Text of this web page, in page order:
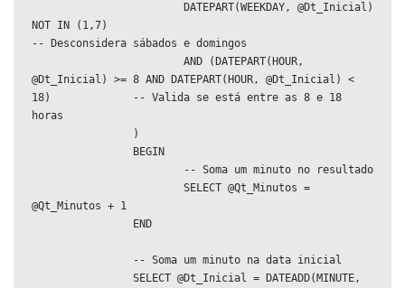
NOT IN (1,7)
-- Desconsidera sábados e domingos
@Dt_Inicial) >= 8 AND DATEPART(HOUR, @Dt_Inicial) <
18)		-- Valida se está entre as 8 e 18
horas
@Qt_Minutos + 1